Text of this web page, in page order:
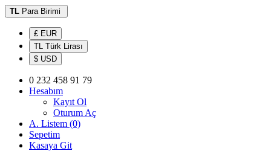
TL Para Birimi
£ EUR
TL Türk Lirası
$ USD
0 232 458 91 79
Hesabım
Kayıt Ol
Oturum Aç
A. Listem (0)
Sepetim
Kasaya Git